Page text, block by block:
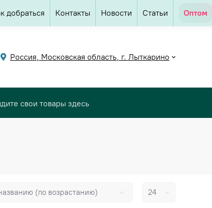
добраться Контакты Новости Статьи Оптом
Россия, Московская область, г. Лыткарино